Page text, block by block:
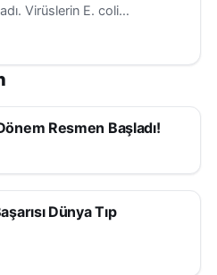
Virüslerin E. coli
insanlara tehdit
Resmen Başladı!
Dünya Tıp